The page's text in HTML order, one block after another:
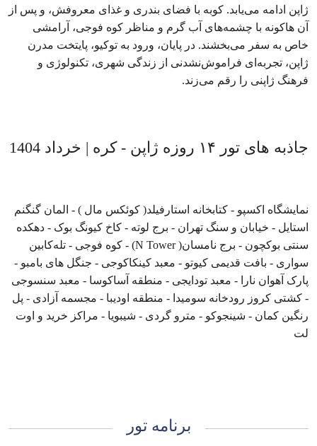
ژاپن ادامه می‌یابد. کوبه با فضای بندری و غذای معروفش، و پس از
آن هاکونه با چشمه‌های آب گرم و مناظر کوه فوجی، آرامشی
خاص به سفر می‌بخشند. در پایان، ورود به توکیو، پایتخت مدرن
ژاپن، تجربه‌ای فراموش‌نشدنی از زندگی شهری، تکنولوژی و
فرهنگ ژاپنی را رقم می‌زند.
جاذبه های تور ۱۴ روزه ژاپن - کره | خرداد 1404
نمایشگاه اکسپو - کتابخانه استارفیلد( کوئکس مال ) - المان گنگنم
استایل - خیابان و سنگ تهران - برج لوته - کاخ کیونگ بوک - دهکده
سنتی بوکچون - برج نامسان( N Tower) - کوه فوجی - تله‌کابین
سواری - بافت قدیمی کیوتو - معبد کینکاکوجی - جنگل های بامبو -
پارک آهوان نارا - معبد تودایجی - منطقه آساکوسا - معبد سنسوجی
- کشتی کروز رودخانه سومیدا - منطقه اودیبا - مجسمه آزادی - پل
رنگین کمان - شینجوکو - مترو گردی - شیبویا - مراکز خرید و اوت
لت
برنامه تور